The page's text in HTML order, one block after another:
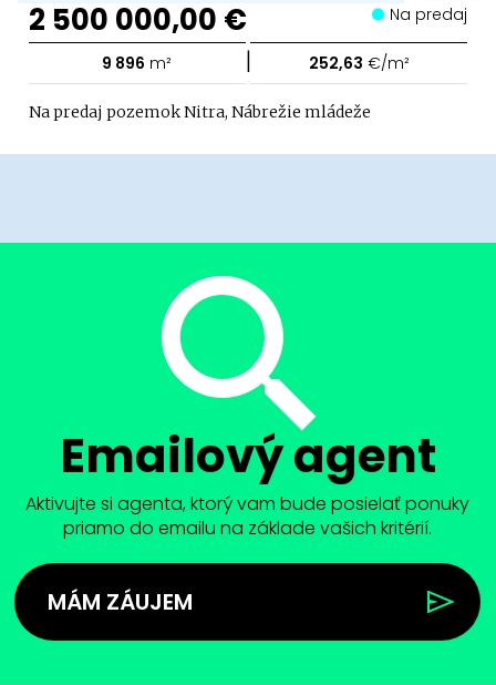
2 500 000,00 € Na predaj
9 896 m² | 252,63 €/m²
Na predaj pozemok Nitra, Nábrežie mládeže
Emailový agent
Aktivujte si agenta, ktorý vam bude posielať ponuky
priamo do emailu na základe vašich kritérií.
MÁM ZÁUJEM